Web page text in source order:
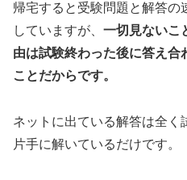
帰宅すると受験問題と解答の
していますが、 一切見ないこ
由は試験終わった後に答え
ことだからです。
ネットに出ている解答は全
片手に解いているだけです。